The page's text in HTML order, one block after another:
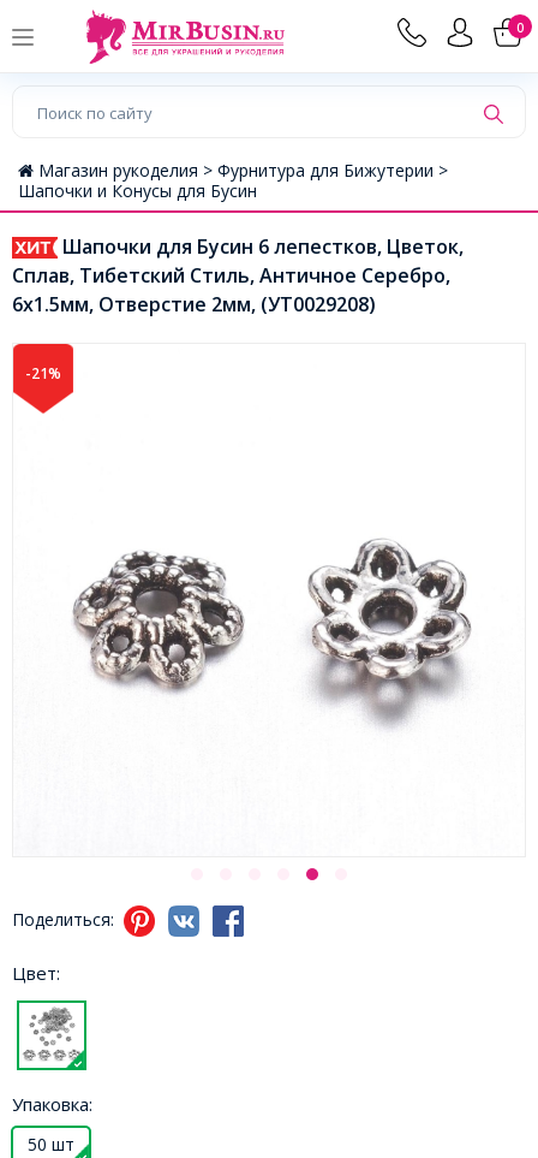
0
Магазин рукоделия > Фурнитура для Бижутерии >
Шапочки и Конусы для Бусин
Шапочки для Бусин 6 лепестков, Цветок,
Сплав, Тибетский Стиль, Античное Серебро,
6х1.5мм, Отверстие 2мм, (УТ0029208)
-21%
Поделиться:
Цвет:
Упаковка:
50 шт